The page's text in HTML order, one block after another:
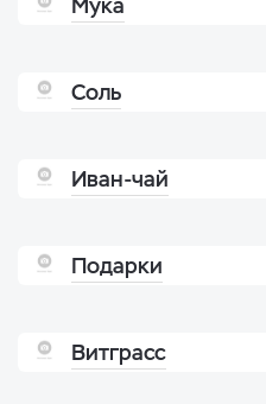
Соль
Иван-чай
Подарки
Витграсс